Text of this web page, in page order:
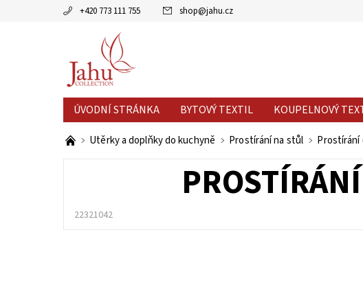
+420 773 111 755 shop@jahu.cz
ÚVODNÍ STRÁNKA BYTOVÝ TEXTIL KOUPELNOVÝ
AKCE MĚSÍCE
VÝPRODEJ %
Utěrky a doplňky do kuchyně Prostírání na stůl Prostírání
22321042